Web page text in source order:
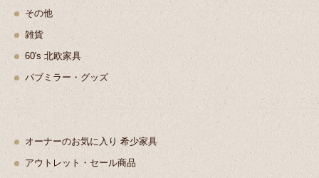
その他
雑貨
60's 北欧家具
パブミラー・グッズ
オーナーのお気に入り 希少家具
アウトレット・セール商品